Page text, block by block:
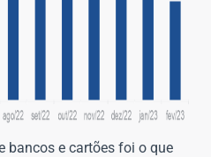
bancos e cartões foi o que